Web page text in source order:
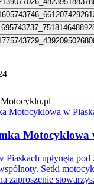
Motocyklowa
upłynęła pod
Setki
zaproszenie